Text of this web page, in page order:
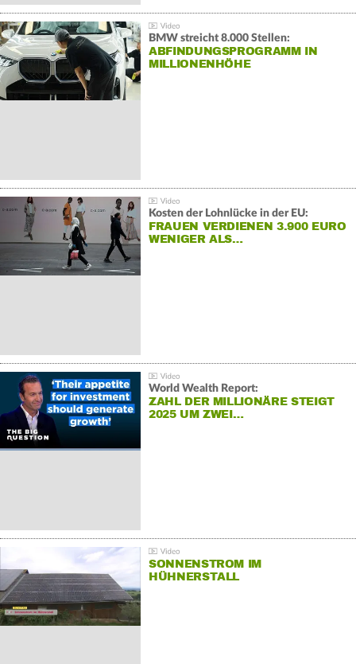
BMW streicht 8.000 Stellen:
ABFINDUNGSPROGRAMM IN
MILLIONENHÖHE
Kosten der Lohnlücke in der EU:
FRAUEN VERDIENEN 3.900 EURO
WENIGER ALS…
World Wealth Report:
ZAHL DER MILLIONÄRE STEIGT
2025 UM ZWEI…
SONNENSTROM IM
HÜHNERSTALL